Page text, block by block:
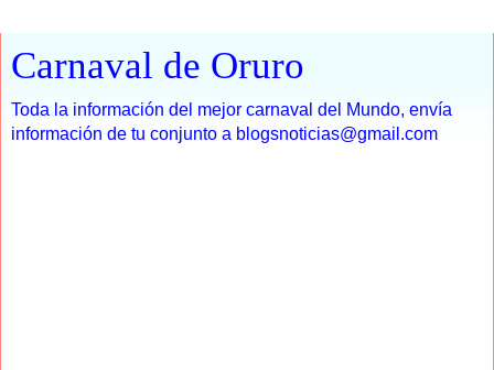
Carnaval de Oruro
Toda la información del mejor carnaval del Mundo, envía
información de tu conjunto a blogsnoticias@gmail.com